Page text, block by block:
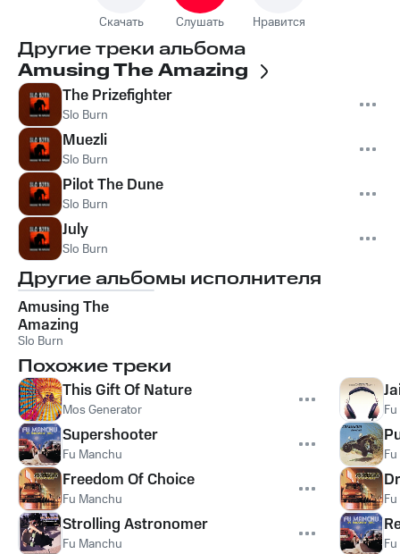
Скачать Слушать Нравится
Другие треки альбома
Amusing The Amazing
The Prizefighter
Slo Burn
Muezli
Slo Burn
Pilot The Dune
Slo Burn
July
Slo Burn
Другие альбомы исполнителя
Amusing The
Amazing
Slo Burn
Похожие треки
This Gift Of Nature
Mos Generator
Supershooter
Fu Manchu
Freedom Of Choice
Fu Manchu
Strolling Astronomer
Fu Manchu